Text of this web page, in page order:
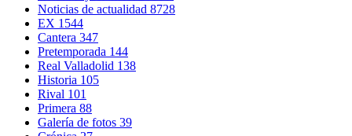
Noticias de actualidad 8728
EX 1544
Cantera 347
Pretemporada 144
Real Valladolid 138
Historia 105
Rival 101
Primera 88
Galería de fotos 39